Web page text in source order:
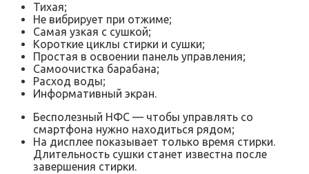
Тихая;
Не вибрирует при отжиме;
Самая узкая с сушкой;
Короткие циклы стирки и сушки;
Простая в освоении панель управления;
Самоочистка барабана;
Расход воды;
Информативный экран.
Бесполезный НФС — чтобы управлять со
смартфона нужно находиться рядом;
На дисплее показывает только время стирки.
Длительность сушки станет известна после
завершения стирки.